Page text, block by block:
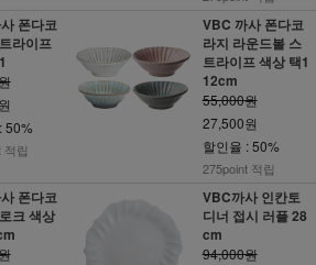
폰다코
라이프
50%
적립
VBC 까사 폰다코
라지 라운드볼 스
트라이프 색상 택1
12cm
55,000원
27,500원
할인율 : 50%
275point 적립
폰다코
크 색상
VBC까사 인칸토
디너 접시 러플 28
cm
94,000원